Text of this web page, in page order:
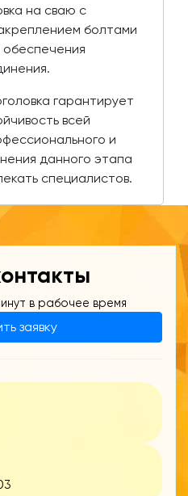
на сваю с
болтами
обеспечения
гарантирует
всей
и
данного этапа
специалистов.
в рабочее время
заявку